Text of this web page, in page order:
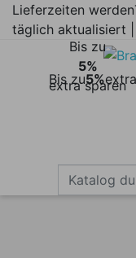
Lieferzeiten werden
täglich aktualisiert |
Bis zu5%
Bis zu
5%
extra sparen